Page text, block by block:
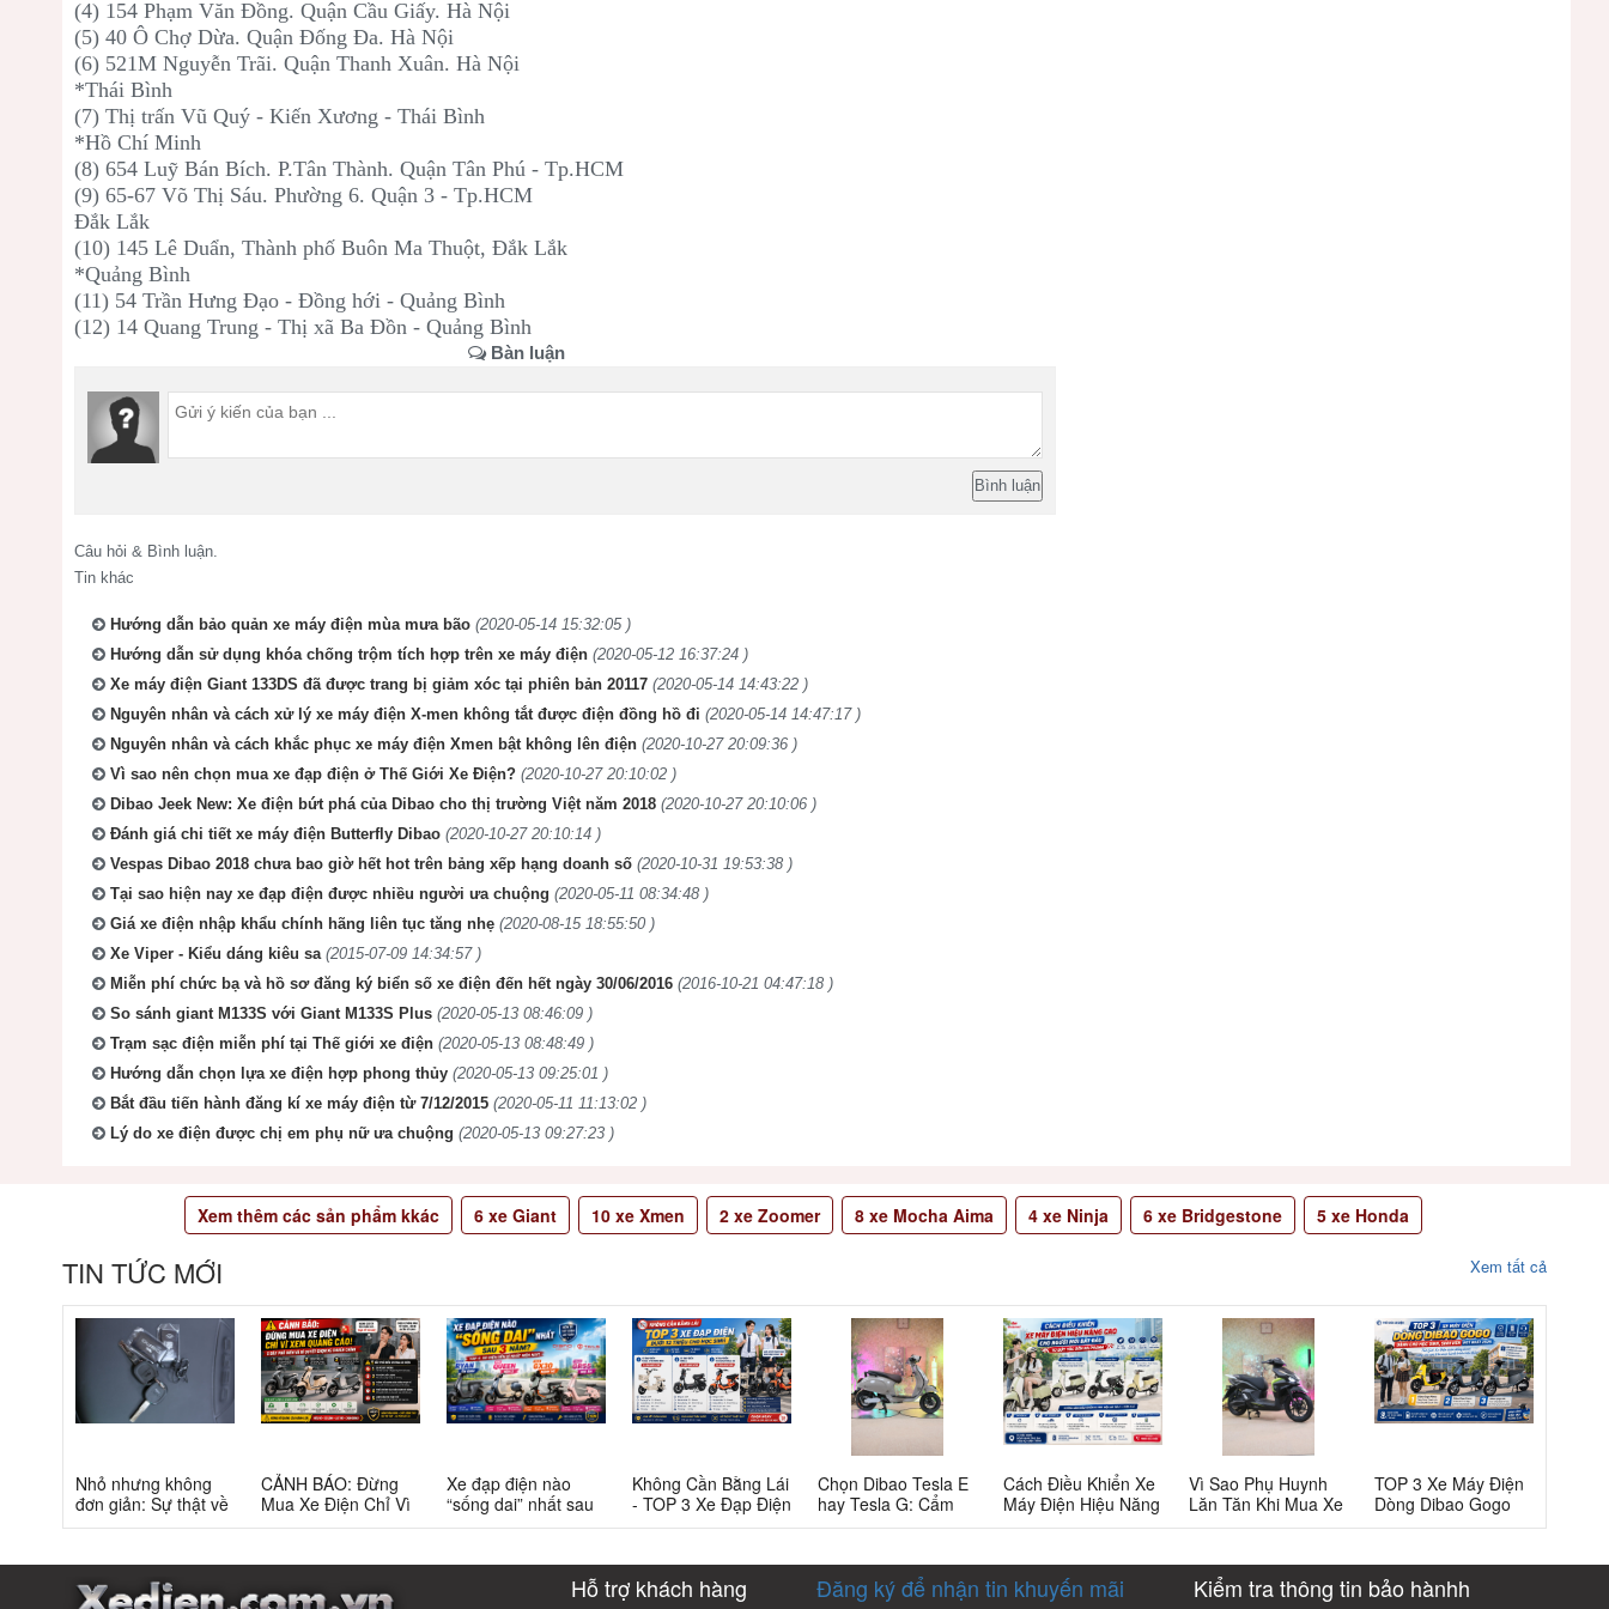
(4) 154 Phạm Văn Đồng. Quận Cầu Giấy. Hà Nội
(5) 40 Ô Chợ Dừa. Quận Đống Đa. Hà Nội
(6) 521M Nguyễn Trãi. Quận Thanh Xuân. Hà Nội
*Thái Bình
(7) Thị trấn Vũ Quý - Kiến Xương - Thái Bình
*Hồ Chí Minh
(8) 654 Luỹ Bán Bích. P.Tân Thành. Quận Tân Phú - Tp.HCM
(9) 65-67 Võ Thị Sáu. Phường 6. Quận 3 - Tp.HCM
Đắk Lắk
(10) 145 Lê Duẩn, Thành phố Buôn Ma Thuột, Đắk Lắk
*Quảng Bình
(11) 54 Trần Hưng Đạo - Đồng hới - Quảng Bình
(12) 14 Quang Trung - Thị xã Ba Đồn - Quảng Bình
Bàn luận
Câu hỏi & Bình luận.
Tin khác
Hướng dẫn bảo quản xe máy điện mùa mưa bão (2020-05-14 15:32:05 )
Hướng dẫn sử dụng khóa chống trộm tích hợp trên xe máy điện (2020-05-12 16:37:24 )
Xe máy điện Giant 133DS đã được trang bị giảm xóc tại phiên bản 20117 (2020-05-14 14:43:22 )
Nguyên nhân và cách xử lý xe máy điện X-men không tắt được điện đồng hồ đi (2020-05-14 14:47:17 )
Nguyên nhân và cách khắc phục xe máy điện Xmen bật không lên điện (2020-10-27 20:09:36 )
Vì sao nên chọn mua xe đạp điện ở Thế Giới Xe Điện? (2020-10-27 20:10:02 )
Dibao Jeek New: Xe điện bứt phá của Dibao cho thị trường Việt năm 2018 (2020-10-27 20:10:06 )
Đánh giá chi tiết xe máy điện Butterfly Dibao (2020-10-27 20:10:14 )
Vespas Dibao 2018 chưa bao giờ hết hot trên bảng xếp hạng doanh số (2020-10-31 19:53:38 )
Tại sao hiện nay xe đạp điện được nhiều người ưa chuộng (2020-05-11 08:34:48 )
Giá xe điện nhập khẩu chính hãng liên tục tăng nhẹ (2020-08-15 18:55:50 )
Xe Viper - Kiểu dáng kiêu sa (2015-07-09 14:34:57 )
Miễn phí chức bạ và hồ sơ đăng ký biển số xe điện đến hết ngày 30/06/2016 (2016-10-21 04:47:18 )
So sánh giant M133S với Giant M133S Plus (2020-05-13 08:46:09 )
Trạm sạc điện miễn phí tại Thế giới xe điện (2020-05-13 08:48:49 )
Hướng dẫn chọn lựa xe điện hợp phong thủy (2020-05-13 09:25:01 )
Bắt đầu tiến hành đăng kí xe máy điện từ 7/12/2015 (2020-05-11 11:13:02 )
Lý do xe điện được chị em phụ nữ ưa chuộng (2020-05-13 09:27:23 )
Xem thêm các sản phẩm kkác 6xe Giant 10xe Xmen 2xe Zoomer 8xe Mocha Aima 4xe Ninja 6xe Bridgestone 5xe Honda
TIN TỨC MỚI Xem tất cả
Nhỏ nhưng không
đơn giản: Sự thật về
xe điện cho học sinh
CẢNH BÁO: Đừng
Mua Xe Điện Chỉ Vì
Xem Quảng Cáo! 5
Quyết Chọn Xe
Xe đạp điện nào
“sống dai” nhất sau
5 năm? Top này có
Không Cần Bằng Lái
- TOP 3 Xe Đạp Điện
Dưới 12 Triệu Cho
Chọn Dibao Tesla E
hay Tesla G: Cẩm
nang chi tiết cho
thông thái
Cách Điều Khiển Xe
Máy Điện Hiệu Năng
Cao Cho Người Mới
Đến Rà Phanh
Vì Sao Phụ Huynh
Lăn Tăn Khi Mua Xe
Máy Điện Tailg T72
3?
TOP 3 Xe Máy Điện
Dòng Dibao Gogo
Dành Cho Học Sinh,
2026
Hỗ trợ khách hàng Đăng ký để nhận tin khuyến mãi Kiểm tra thông tin bảo hànhh